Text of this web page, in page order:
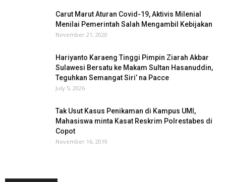
Carut Marut Aturan Covid-19, Aktivis Milenial
Menilai Pemerintah Salah Mengambil Kebijakan
November 21, 2020
Hariyanto Karaeng Tinggi Pimpin Ziarah Akbar
Sulawesi Bersatu ke Makam Sultan Hasanuddin,
Teguhkan Semangat Siri’ na Pacce
July 5, 2026
Tak Usut Kasus Penikaman di Kampus UMI,
Mahasiswa minta Kasat Reskrim Polrestabes di
Copot
November 16, 2019